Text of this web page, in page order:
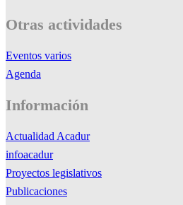
Otras actividades
Eventos varios
Agenda
Información
Actualidad Acadur
infoacadur
Proyectos legislativos
Publicaciones